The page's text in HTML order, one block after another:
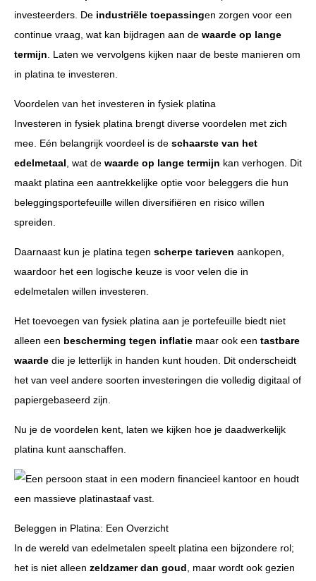
investeerders. De industriële toepassingen zorgen voor een
continue vraag, wat kan bijdragen aan de waarde op lange
termijn. Laten we vervolgens kijken naar de beste manieren om
in platina te investeren.
Voordelen van het investeren in fysiek platina
Investeren in fysiek platina brengt diverse voordelen met zich
mee. Eén belangrijk voordeel is de schaarste van het
edelmetaal, wat de waarde op lange termijn kan verhogen. Dit
maakt platina een aantrekkelijke optie voor beleggers die hun
beleggingsportefeuille willen diversifiëren en risico willen
spreiden.
Daarnaast kun je platina tegen scherpe tarieven aankopen,
waardoor het een logische keuze is voor velen die in
edelmetalen willen investeren.
Het toevoegen van fysiek platina aan je portefeuille biedt niet
alleen een bescherming tegen inflatie maar ook een tastbare
waarde die je letterlijk in handen kunt houden. Dit onderscheidt
het van veel andere soorten investeringen die volledig digitaal of
papiergebaseerd zijn.
Nu je de voordelen kent, laten we kijken hoe je daadwerkelijk
platina kunt aanschaffen.
Beleggen in Platina: Een Overzicht
In de wereld van edelmetalen speelt platina een bijzondere rol;
het is niet alleen zeldzamer dan goud, maar wordt ook gezien